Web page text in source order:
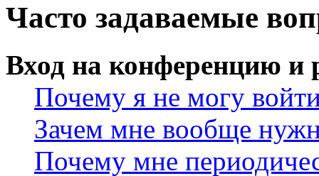
Часто задаваемые
Вход на конференцию и
Почему я не могу
Зачем мне вообще
Почему мне